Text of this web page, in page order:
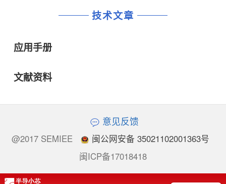
技术文章
应用手册
文献资料
意见反馈
@2017 SEMIEE
闽公网安备 35021102001363号
闽ICP备17018418